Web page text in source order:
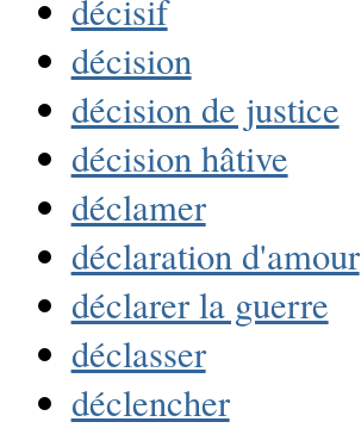
décisif
décision
décision de justice
décision hâtive
déclamer
déclaration d'amour
déclarer la guerre
déclasser
déclencher